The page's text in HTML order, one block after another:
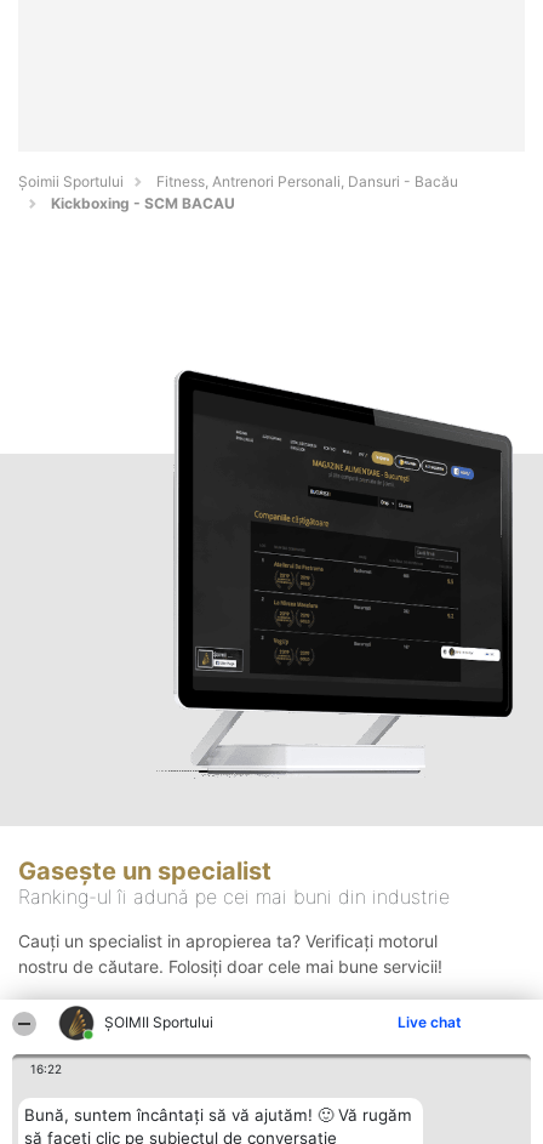
ȘOIMII Sportului Live chat
16:22
Bună, suntem încântați să vă ajutăm! 🙂 Vă rugăm
să faceți clic pe subiectul de conversație
Șoimii Sportului
Fitness, Antrenori Personali, Dansuri - Bacău
Kickboxing - SCM BACAU
Gasește un specialist
Ranking-ul îi adună pe cei mai buni din industrie
Cauți un specialist in apropierea ta? Verificați motorul
nostru de căutare. Folosiți doar cele mai bune servicii!